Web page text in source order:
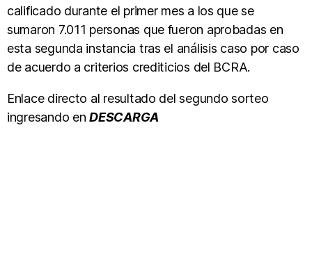
calificado durante el primer mes a los que se
sumaron 7.011 personas que fueron aprobadas en
esta segunda instancia tras el análisis caso por caso
de acuerdo a criterios crediticios del BCRA.
Enlace directo al resultado del segundo sorteo
ingresando enDESCARGA